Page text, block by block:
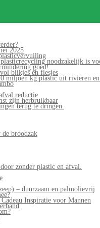
2025
noodzakelijk is
goed!
blikjes en flesjes
miljoen kg plastic uit rivieren en
reductie
zijn herbruikbaar
terug te dringen.
de broodzak
zonder plastic en afval.
– duurzaam en palmolievrij
Inspiratie voor Mannen